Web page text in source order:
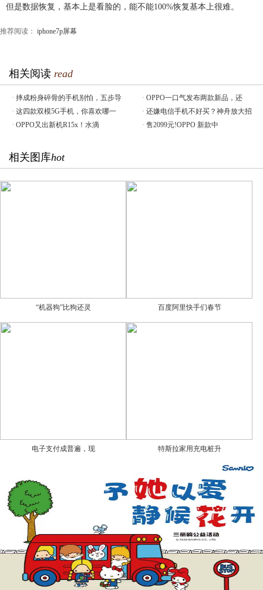
但是数据恢复，基本上是看脸的，能不能100%恢复基本上很难。
推荐阅读： iphone7p屏幕
相关阅读 read
· 摔成粉身碎骨的手机别怕，五步导 · OPPO一口气发布两款新品，还
· 这四款双模5G手机，你喜欢哪一 · 还嫌电信手机不好买？神舟放大招
· OPPO又出新机R15x！水滴 · 售2099元!OPPO 新款中
相关图库hot
“机器狗”比狗还灵 百度阿里快手们春节
电子支付成普遍，现 特斯拉家用充电桩升